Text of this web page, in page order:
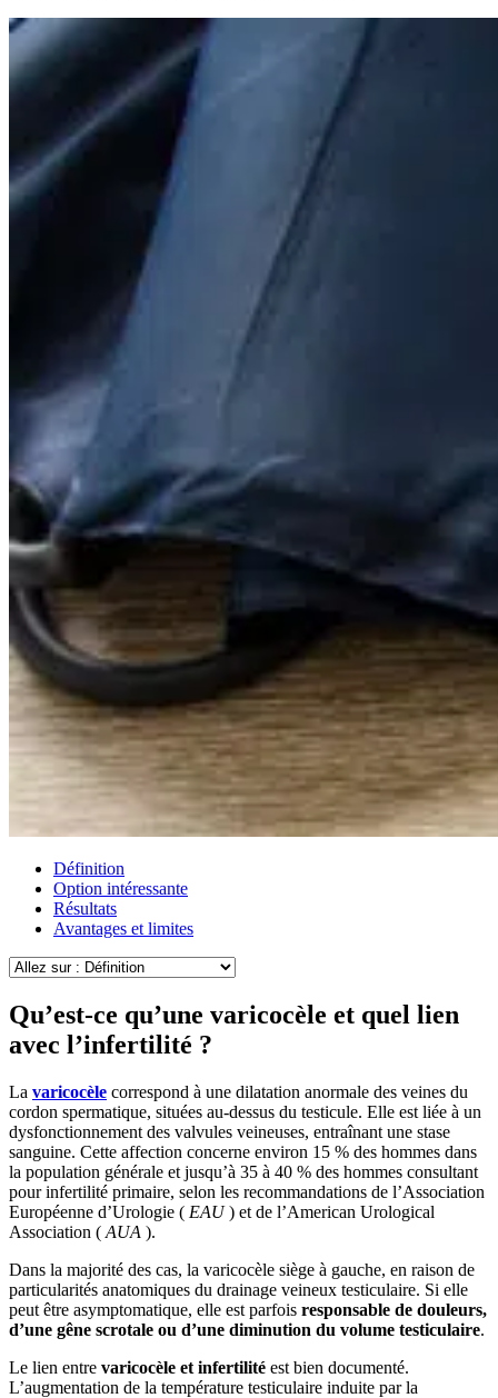
Définition
Option intéressante
Résultats
Avantages et limites
Qu’est-ce qu’une varicocèle et quel lien
avec l’infertilité ?
La varicocèle correspond à une dilatation anormale des veines du
cordon spermatique, situées au-dessus du testicule. Elle est liée à un
dysfonctionnement des valvules veineuses, entraînant une stase
sanguine. Cette affection concerne environ 15 % des hommes dans
la population générale et jusqu’à 35 à 40 % des hommes consultant
pour infertilité primaire, selon les recommandations de l’Association
Européenne d’Urologie ( EAU) et de l’American Urological
Association ( AUA ).
Dans la majorité des cas, la varicocèle siège à gauche, en raison de
particularités anatomiques du drainage veineux testiculaire. Si elle
peut être asymptomatique, elle est parfois responsable de douleurs,
d’une gêne scrotale ou d’une diminution du volume testiculaire.
Le lien entre varicocèle et infertilité est bien documenté.
L’augmentation de la température testiculaire induite par la